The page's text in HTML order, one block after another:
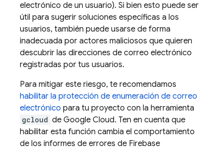
electrónico de un usuario). Si bien esto puede ser
útil para sugerir soluciones específicas a los
usuarios, también puede usarse de forma
inadecuada por actores maliciosos que quieren
descubrir las direcciones de correo electrónico
registradas por tus usuarios.
Para mitigar este riesgo, te recomendamos
habilitar la protección de enumeración de correo
electrónico para tu proyecto con la herramienta
gcloud de Google Cloud. Ten en cuenta que
habilitar esta función cambia el comportamiento
de los informes de errores de Firebase